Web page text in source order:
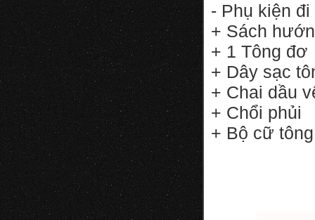
- Phụ kiện
+ Sách
+ 1 Tông đơ
+ Dây sạc
+ Chai dầu
+ Chổi phủi
+ Bộ cữ